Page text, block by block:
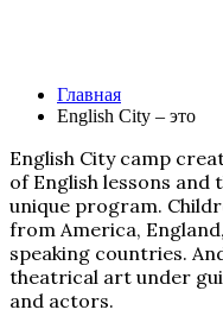
Главная
English City – это
English City camp
of English lessons
unique program.
from America,
speaking countries.
theatrical art under
and actors.